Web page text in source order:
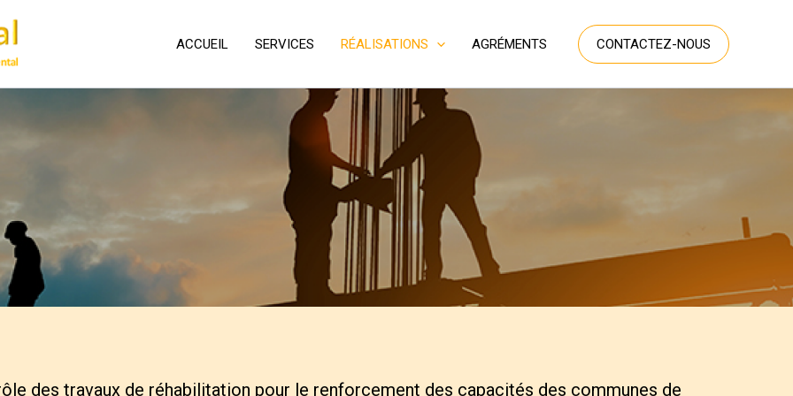
ACCUEIL SERVICES RÉALISATIONS AGRÉMENTS CONTACTEZ-NOUS
des travaux de réhabilitation pour le renforcement des capacités des communes de